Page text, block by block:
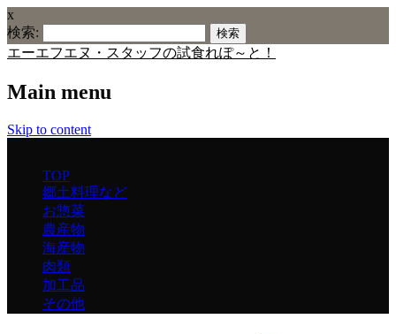
x
検索:
エーエフエヌ・スタッフの試食れぽ～と！
Main menu
Skip to content
TOP
郷土料理など
お惣菜
農産物
海産物
肉類
加工品
その他